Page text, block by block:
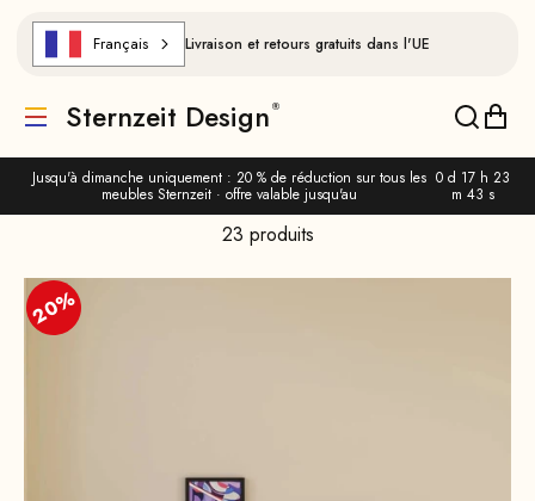
Jusqu'à dimanche uniquement : 20 % de réduction sur tous les
meubles Sternzeit · offre valable jusqu'au
0 d 17 h 23
m 41 s
Français Livraison et retours gratuits dans l'UE
Traduction manquante : de.header.general.menu
Sternzeit Design
23 produits
20%